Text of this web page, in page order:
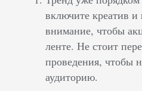
включите креатив и
внимание, чтобы
ленте. Не стоит
проведения, чтобы
аудиторию.